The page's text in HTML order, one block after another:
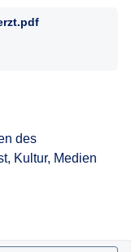
des
Kultur, Medien